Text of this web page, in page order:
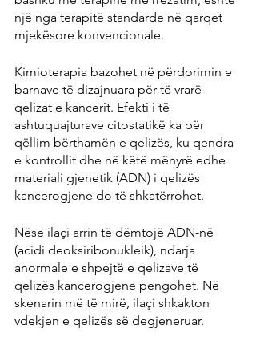
një nga terapitë standarde në qarqet
mjekësore konvencionale.
Kimioterapia bazohet në përdorimin e
barnave të dizajnuara për të vrarë
qelizat e kancerit. Efekti i të
ashtuquajturave citostatikë ka për
qëllim bërthamën e qelizës, ku qendra
e kontrollit dhe në këtë mënyrë edhe
materiali gjenetik (ADN) i qelizës
kancerogjene do të shkatërrohet.
Nëse ilaçi arrin të dëmtojë ADN-në
(acidi deoksiribonukleik), ndarja
anormale e shpejtë e qelizave të
qelizës kancerogjene pengohet. Në
skenarin më të mirë, ilaçi shkakton
vdekjen e qelizës së degjeneruar.